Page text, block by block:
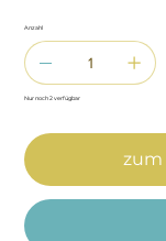
Anzahl
Nur noch 2 verfügbar
zum